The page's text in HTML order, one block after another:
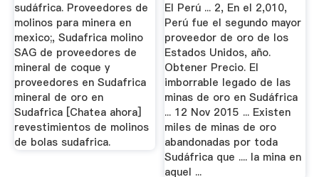
sudáfrica. Proveedores de
molinos para minera en
mexico;, Sudafrica molino
SAG de proveedores de
mineral de coque y
proveedores en Sudafrica
mineral de oro en
Sudafrica [Chatea ahora]
revestimientos de molinos
de bolas sudafrica.
El Perú ... 2, En el 2,010,
Perú fue el segundo mayor
proveedor de oro de los
Estados Unidos, año.
Obtener Precio. El
imborrable legado de las
minas de oro en Sudáfrica
... 12 Nov 2015 ... Existen
miles de minas de oro
abandonadas por toda
Sudáfrica que .... la mina en
aquel ...